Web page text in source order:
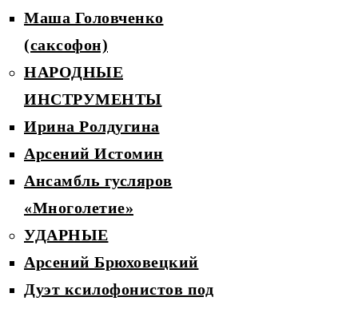
Маша Головченко
(саксофон)
НАРОДНЫЕ
ИНСТРУМЕНТЫ
Ирина Ролдугина
Арсений Истомин
Ансамбль гусляров
«Многолетие»
УДАРНЫЕ
Арсений Брюховецкий
Дуэт ксилофонистов под